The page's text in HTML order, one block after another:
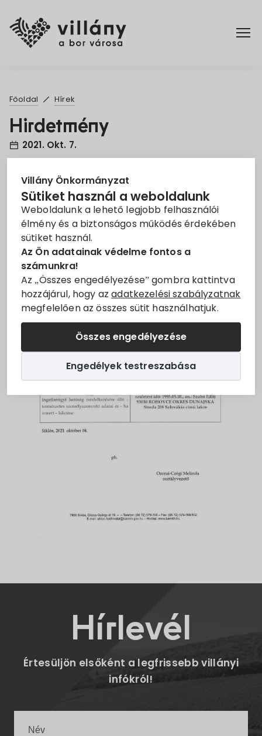
Villány Önkormányzat
Sütiket használ a weboldalunk
Weboldalunk a lehető legjobb felhasználói
élmény és a biztonságos működés érdekében
sütiket használ.
Az Ön adatainak védelme fontos a
számunkra!
Az „Összes engedélyezése” gombra kattintva
hozzájárul, hogy azadatkezelési szabályzatnak
megfelelően az összes sütit használhatjuk.
Összes engedélyezése
Engedélyek testreszabása
Elérhetőségek
Rendelettár
Pályázatok
Dokumentumok
Állásajánlatok
Szolgáltatók
Turizmus
Választási információk
Választási szervek
2024. évi általános
Főoldal Hírek
Hirdetmény
2021. Okt. 7.
Hirdetmény
Hírlevél
Értesüljön elsőként a legfrissebb villányi
infókról!